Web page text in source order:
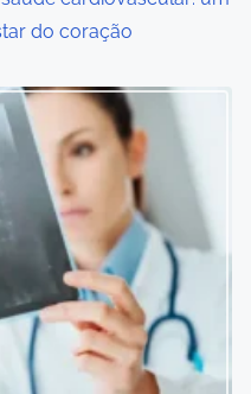
do coração